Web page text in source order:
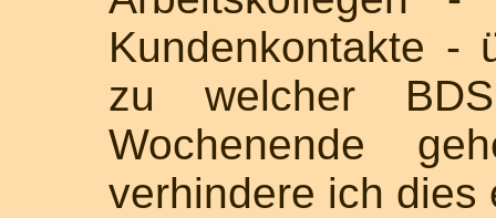
Kundenkontakte -
zu welcher
Wochenende
verhindere ich dies